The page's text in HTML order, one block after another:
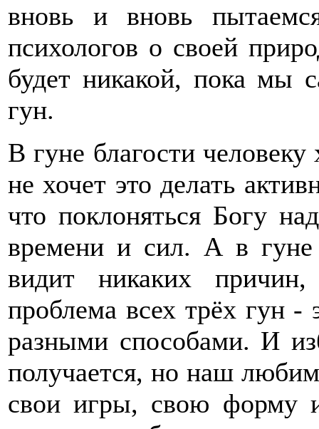
вновь и вновь
психологов о своей
будет никакой, пока мы
гун.
В гуне благости человеку
не хочет это делать
что поклоняться Богу
времени и сил. А в гуне
видит никаких
проблема всех трёх гун -
разными способами. И
получается, но наш
свои игры, свою форму